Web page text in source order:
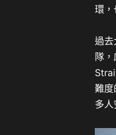
環，
過去
隊
難度
多人